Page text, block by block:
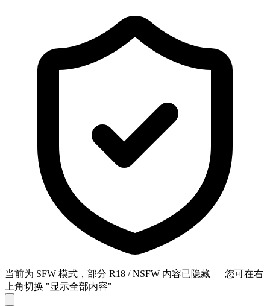
当前为 SFW 模式，部分 R18 / NSFW 内容已隐藏 — 您可在右
上角切换 "显示全部内容"